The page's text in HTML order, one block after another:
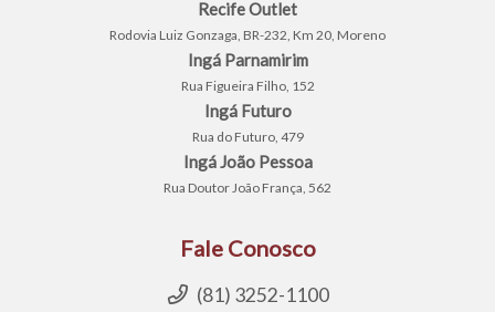
Recife Outlet
Rodovia Luiz Gonzaga, BR-232, Km 20, Moreno
Ingá Parnamirim
Rua Figueira Filho, 152
Ingá Futuro
Rua do Futuro, 479
Ingá João Pessoa
Rua Doutor João França, 562
Fale Conosco
(81) 3252-1100